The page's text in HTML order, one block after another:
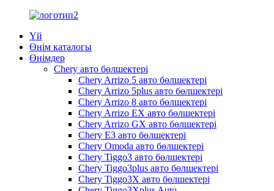
Үй
Өнім каталогы
Өнімдер
Chery авто бөлшектері
Chery Arrizo 5 авто бөлшектері
Chery Arrizo 5plus авто бөлшектері
Chery Arrizo 8 авто бөлшектері
Chery Arrizo EX авто бөлшектері
Chery Arrizo GX авто бөлшектері
Chery E3 авто бөлшектері
Chery Omoda авто бөлшектері
Chery Tiggo3 авто бөлшектері
Chery Tiggo3plus авто бөлшектері
Chery Tiggo3X авто бөлшектері